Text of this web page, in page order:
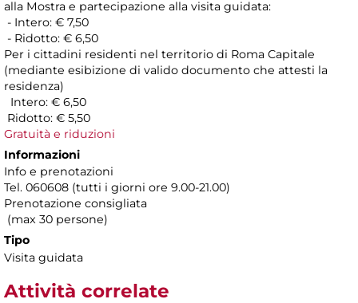
alla Mostra e partecipazione alla visita guidata:
- Intero: € 7,50
- Ridotto: € 6,50
Per i cittadini residenti nel territorio di Roma Capitale
(mediante esibizione di valido documento che attesti la
residenza)
Intero: € 6,50
Ridotto: € 5,50
Gratuità e riduzioni
Informazioni
Info e prenotazioni
Tel. 060608 (tutti i giorni ore 9.00-21.00)
Prenotazione consigliata
(max 30 persone)
Tipo
Visita guidata
Attività correlate